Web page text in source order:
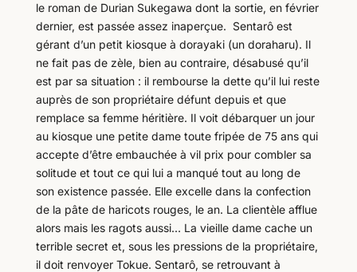
le roman de Durian Sukegawa dont la sortie, en février
dernier, est passée assez inaperçue. Sentarô est
gérant d’un petit kiosque à dorayaki (un doraharu). Il
ne fait pas de zèle, bien au contraire, désabusé qu’il
est par sa situation : il rembourse la dette qu’il lui reste
auprès de son propriétaire défunt depuis et que
remplace sa femme héritière. Il voit débarquer un jour
au kiosque une petite dame toute fripée de 75 ans qui
accepte d’être embauchée à vil prix pour combler sa
solitude et tout ce qui lui a manqué tout au long de
son existence passée. Elle excelle dans la confection
de la pâte de haricots rouges, le an. La clientèle afflue
alors mais les ragots aussi… La vieille dame cache un
terrible secret et, sous les pressions de la propriétaire,
il doit renvoyer Tokue. Sentarô, se retrouvant à